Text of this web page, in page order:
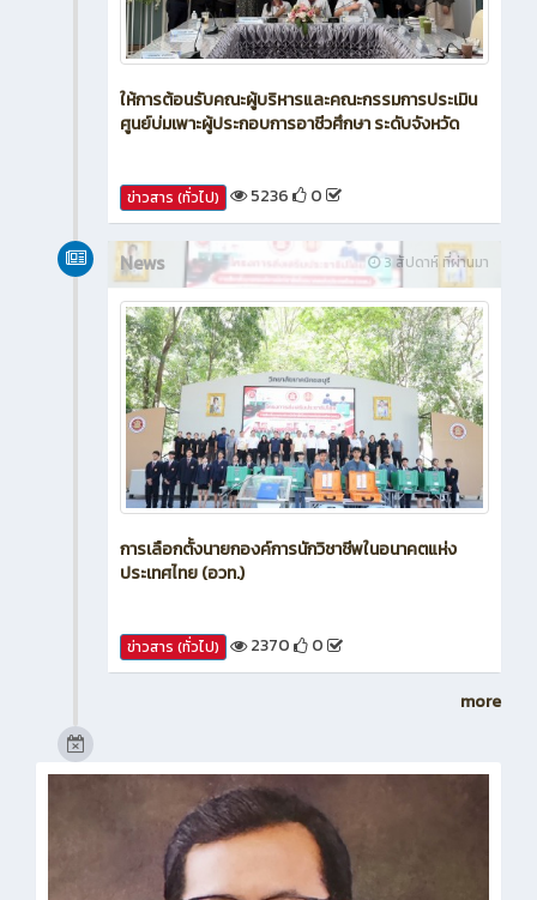
ให้การต้อนรับคณะผู้บริหารและคณะกรรมการประเมิน
5236 0
3 สัปดาห์ ที่ผ่านมา
News
การเลือกตั้งนายกองค์การนักวิชาชีพในอนาคตแห่ง
2370 0